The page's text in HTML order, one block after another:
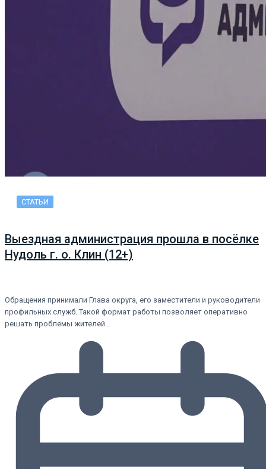
СТАТЬИ
Выездная администрация прошла в посёлке
Нудоль г. о. Клин (12+)
Обращения принимали Глава округа, его заместители и руководители
профильных служб. Такой формат работы позволяет оперативно
решать проблемы жителей…